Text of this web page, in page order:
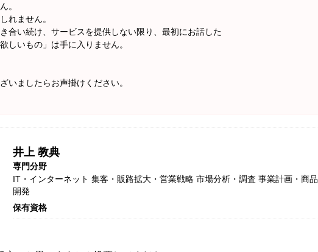
。
れません。
合い続け、サービスを提供しない限り、最初にお話した
しいもの」は手に入りません。
いましたらお声掛けください。
井上 教典
専門分野
IT・インターネット 集客・販路拡大・営業戦略 市場分析・調査 事業計画・商品
開発
保有資格